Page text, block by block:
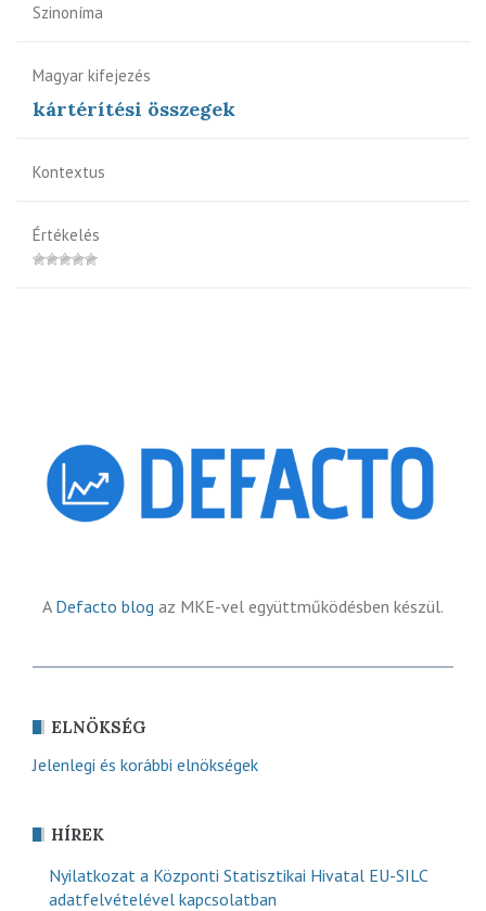
Szinoníma
Magyar kifejezés
kártérítési összegek
Kontextus
Értékelés
A Defacto blog az MKE-vel együttműködésben készül.
ELNÖKSÉG
Jelenlegi és korábbi elnökségek
HÍREK
Nyilatkozat a Központi Statisztikai Hivatal EU-SILC
adatfelvételével kapcsolatban